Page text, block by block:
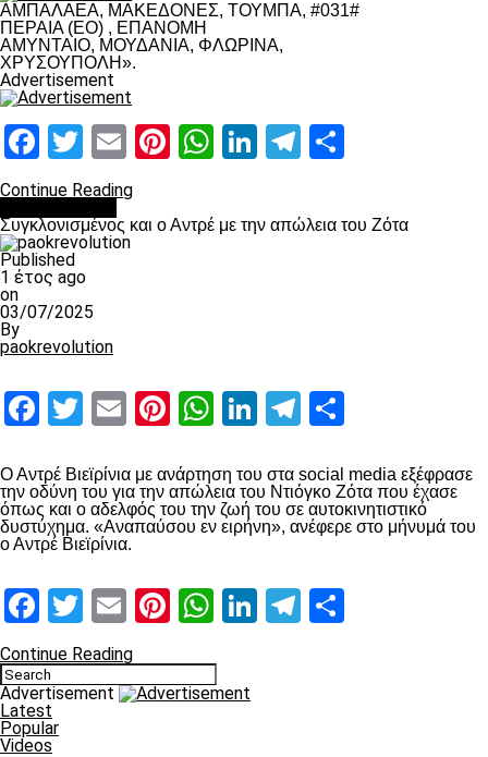
ΑΜΠΑΛΑΕΑ, ΜΑΚΕΔΟΝΕΣ, ΤΟΥΜΠΑ, #031#
ΠΕΡΑΙΑ (ΕΟ) , ΕΠΑΝΟΜΗ
ΑΜΥΝΤΑΙΟ, ΜΟΥΔΑΝΙΑ, ΦΛΩΡΙΝΑ,
ΧΡΥΣΟΥΠΟΛΗ».
Advertisement
Facebook
Twitter
EmailPinterest
WhatsApp
LinkedIn
Telegram
Continue Reading
Συγκλονισμένος και ο Αντρέ με την απώλεια του Ζότα
Published
1 έτος ago
on
03/07/2025
By
paokrevolution
Facebook
Twitter
EmailPinterest
WhatsApp
LinkedIn
Telegram
Ο Αντρέ Βιεϊρίνια με ανάρτηση του στα social media εξέφρασε
την οδύνη του για την απώλεια του Ντιόγκο Ζότα που έχασε
όπως και ο αδελφός του την ζωή του σε αυτοκινητιστικό
δυστύχημα. «Αναπαύσου εν ειρήνη», ανέφερε στο μήνυμά του
ο Αντρέ Βιεϊρίνια.
Facebook
Twitter
EmailPinterest
WhatsApp
LinkedIn
Telegram
Continue Reading
Advertisement
Latest
Popular
Videos